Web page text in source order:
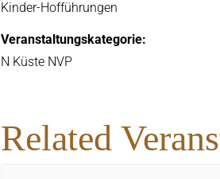
Kinder-Hofführungen
Veranstaltungskategorie:
N Küste NVP
Related